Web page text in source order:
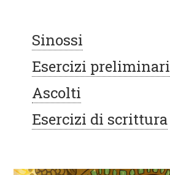
Sinossi
Esercizi preliminari
Ascolti
Esercizi di scrittura